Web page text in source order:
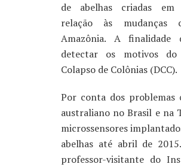
de abelhas criadas
relação às mudanças
Amazônia. A
detectar os motivos
Colapso de Colônias (DCC).
Por conta dos problemas
australiano no Brasil e na
microssensores
abelhas até abril de
professor-visitante do